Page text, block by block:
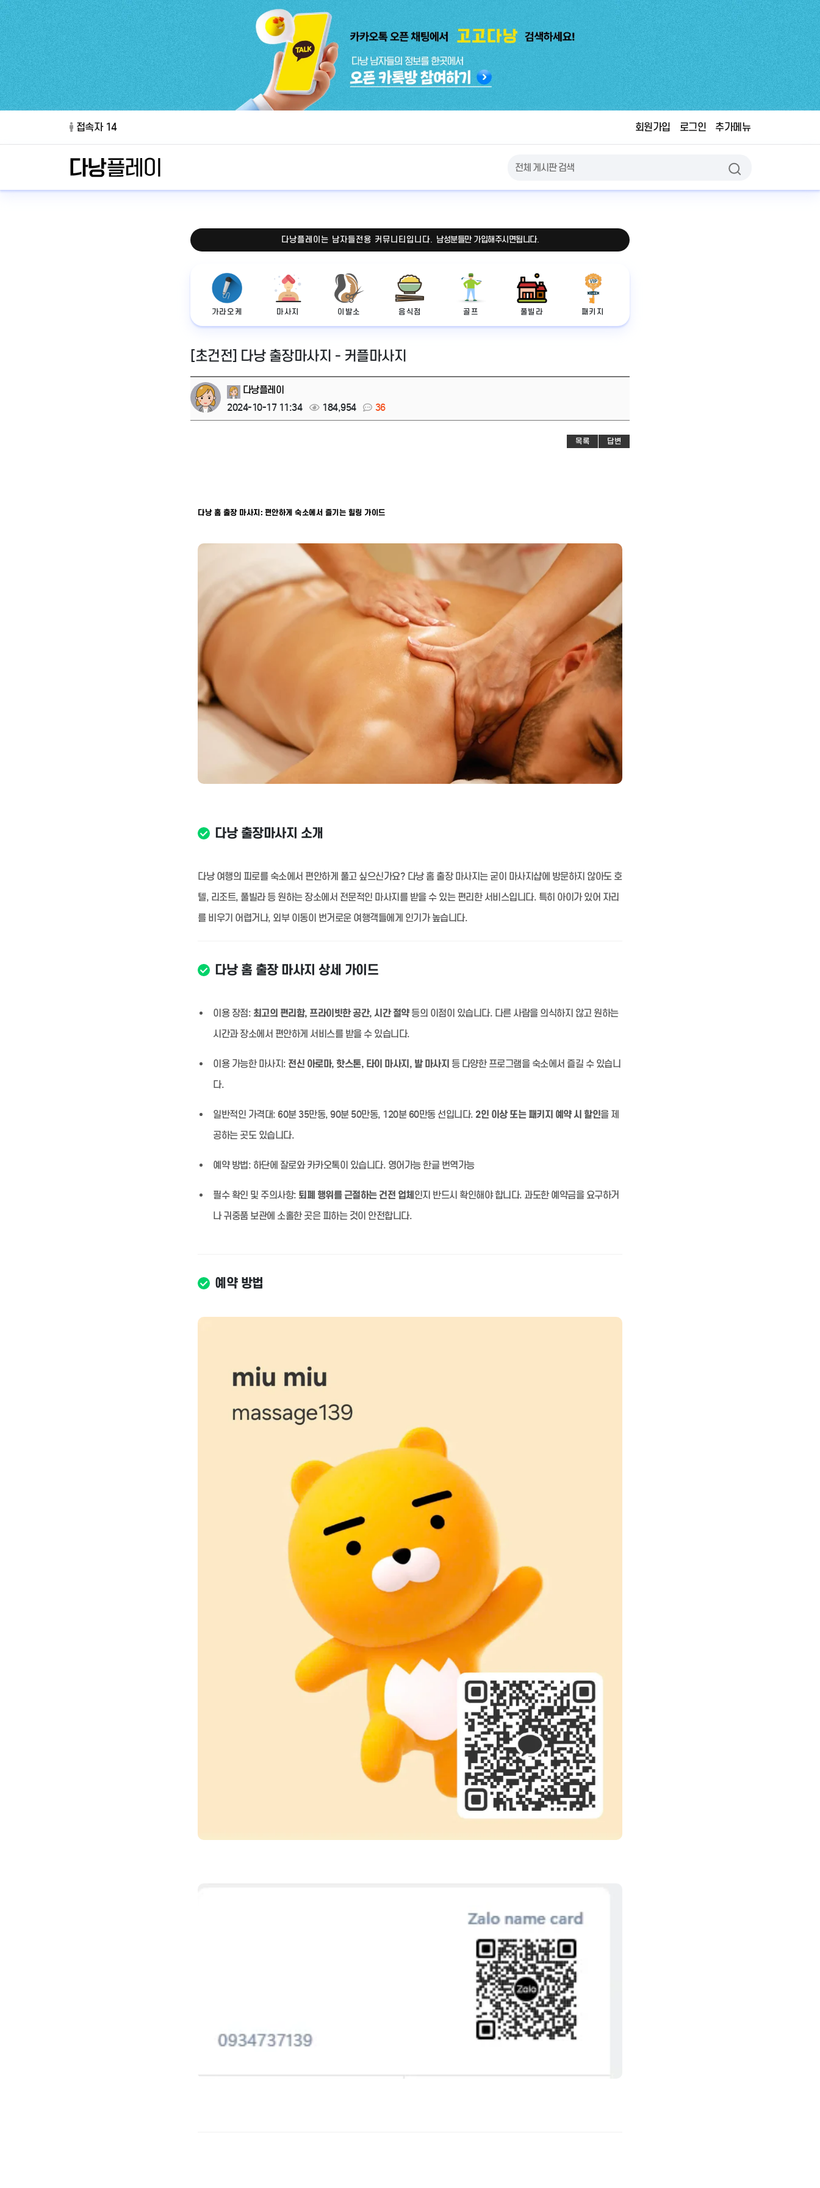
접속자 14 회원가입 로그인 추가메뉴
다낭플레이는 남자들전용 커뮤니티입니다. 남성분들만 가입해주시면됩니다.
가라오케 마사지 이발소 음식점 골프 풀빌라 패키지
[초건전] 다낭 출장마사지 - 커플마사지
다낭플레이
2024-10-17 11:34
184,954 36
목록 답변
다낭 홈 출장 마사지: 편안하게 숙소에서 즐기는 힐링 가이드
다낭 출장마사지 소개
다낭 여행의 피로를 숙소에서 편안하게 풀고 싶으신가요? 다낭 홈 출장 마사지는 굳이 마사지샵에 방문하지 않아도 호
텔, 리조트, 풀빌라 등 원하는 장소에서 전문적인 마사지를 받을 수 있는 편리한 서비스입니다. 특히 아이가 있어 자리
를 비우기 어렵거나, 외부 이동이 번거로운 여행객들에게 인기가 높습니다.
다낭 홈 출장 마사지 상세 가이드
이용 장점: 최고의 편리함, 프라이빗한 공간, 시간 절약등의 이점이 있습니다. 다른 사람을 의식하지 않고 원하는
시간과 장소에서 편안하게 서비스를 받을 수 있습니다.
이용 가능한 마사지: 전신 아로마, 핫스톤, 타이 마사지, 발 마사지 등 다양한 프로그램을 숙소에서 즐길 수 있습니
다.
일반적인 가격대: 60분 35만동, 90분 50만동, 120분 60만동 선입니다. 2인 이상 또는 패키지 예약 시 할인을 제
공하는 곳도 있습니다.
예약 방법: 하단에 잘로와 카카오톡이 있습니다. 영어가능 한글 번역가능
필수 확인 및 주의사항: 퇴폐 행위를 근절하는 건전 업체인지 반드시 확인해야 합니다. 과도한 예약금을 요구하거
나 귀중품 보관에 소홀한 곳은 피하는 것이 안전합니다.
예약 방법